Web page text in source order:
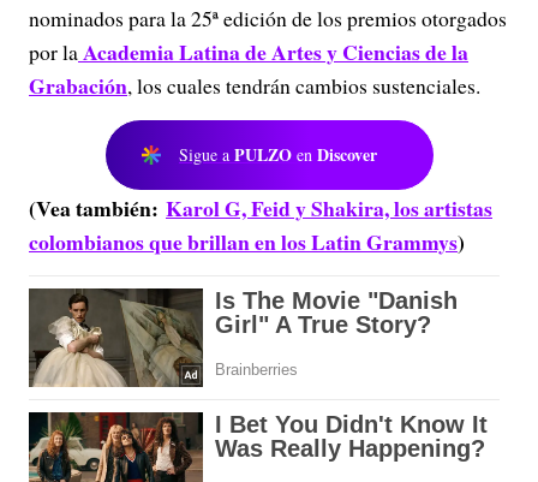
nominados para la 25ª edición de los premios otorgados
por laAcademia Latina de Artes y Ciencias de la
Grabación, los cuales tendrán cambios sustenciales.
Sigue a PULZO en Discover
(Vea también: Karol G, Feid y Shakira, los artistas
colombianos que brillan en los Latin Grammys)